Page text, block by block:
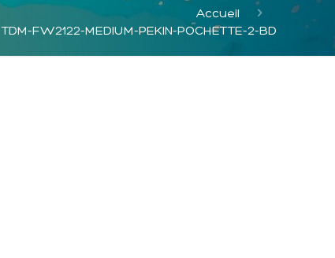
Accueil
TDM-FW2122-MEDIUM-PEKIN-POCHETTE-2-BD